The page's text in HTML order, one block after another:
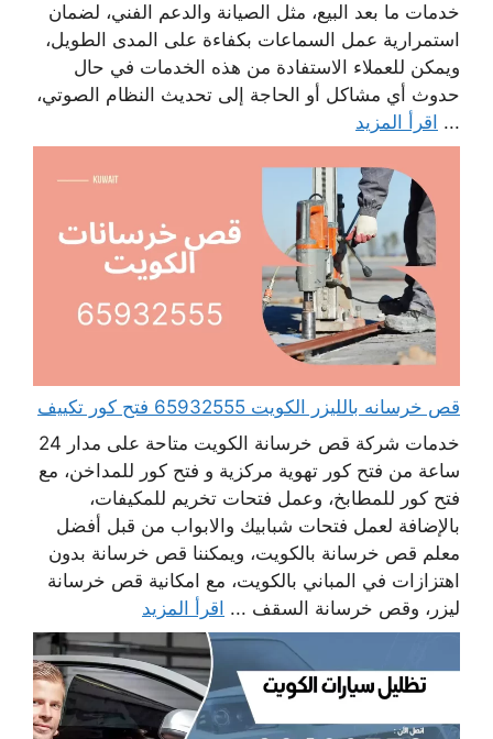
خدمات ما بعد البيع، مثل الصيانة والدعم الفني، لضمان
استمرارية عمل السماعات بكفاءة على المدى الطويل،
ويمكن للعملاء الاستفادة من هذه الخدمات في حال
حدوث أي مشاكل أو الحاجة إلى تحديث النظام الصوتي،
... اقرأ المزيد
قص خرسانه بالليزر الكويت 65932555 فتح كور تكييف
خدمات شركة قص خرسانة الكويت متاحة على مدار 24
ساعة من فتح كور تهوية مركزية و فتح كور للمداخن، مع
فتح كور للمطابخ، وعمل فتحات تخريم للمكيفات،
بالإضافة لعمل فتحات شبابيك والابواب من قبل أفضل
معلم قص خرسانة بالكويت، ويمكننا قص خرسانة بدون
اهتزازات في المباني بالكويت، مع امكانية قص خرسانة
ليزر، وقص خرسانة السقف ... اقرأ المزيد